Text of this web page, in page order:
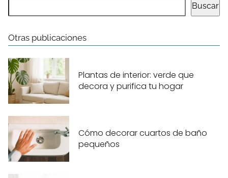
Buscar
Otras publicaciones
Plantas de interior: verde que
decora y purifica tu hogar
Cómo decorar cuartos de baño
pequeños